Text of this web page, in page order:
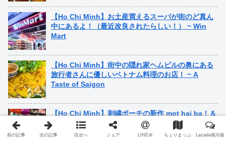
【Ho Chi Minh】お土産買えるスーパが街のど真ん
中にあるよ！（最近改良されたらしい！） ~ Win
Mart
【Ho Chi Minh】街中の隠れ家ヘムビルの奥にある
旅行者さんに優しいベトナム料理のお店！ ~ A
Taste of Saigon
【Ho Chi Minh】刺繍ポーチの新作 mot hai ba！＆
可愛いベトカピ発見！ ~ 950 Shop Binh Minh
前の記事 次の記事 目次へ シェア LINE＠ ちぇりまっぷ Lazada掲示板